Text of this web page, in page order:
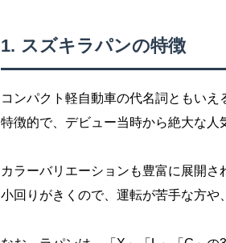
スズキラパンの特徴
コンパクト軽自動車の代名詞ともい
特徴的で、デビュー当時から絶大な人
カラーバリエーションも豊富に展開さ
小回りがきくので、運転が苦手な方や